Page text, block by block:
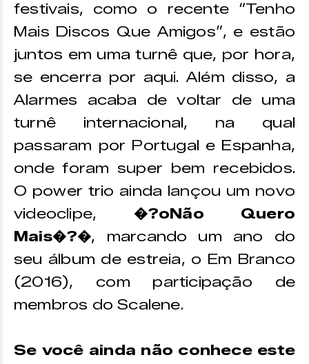
festivais, como o recente “Tenho
Mais Discos Que Amigos”, e estão
juntos em uma turnê que, por hora,
se encerra por aqui. Além disso, a
Alarmes acaba de voltar de uma
turnê internacional, na qual
passaram por Portugal e Espanha,
onde foram super bem recebidos.
O power trio ainda lançou um novo
videoclipe, �?oNão Quero
Mais�?�, marcando um ano do
seu álbum de estreia, o Em Branco
(2016), com participação de
membros do Scalene.
Se você ainda não conhece este